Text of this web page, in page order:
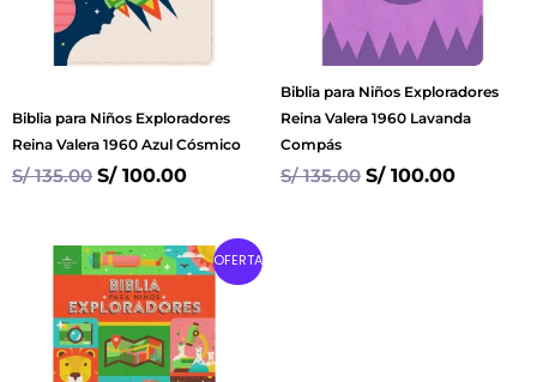
Biblia para Niños Exploradores
Reina Valera 1960 Azul Cósmico
S/135.00 S/100.00
Biblia para Niños Exploradores
Reina Valera 1960 Lavanda
Compás
S/135.00 S/100.00
OFERTA
Original
price
was:
S/ 120.00.
Current
price
is:
S/ 80.00.